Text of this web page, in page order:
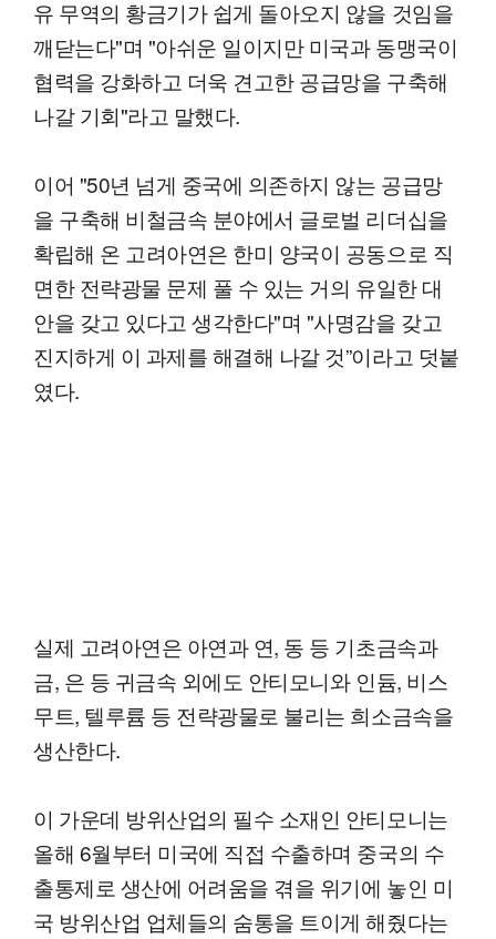
유 무역의 황금기가 쉽게 돌아오지 않을 것임을
깨닫는다"며 "아쉬운 일이지만 미국과 동맹국이
협력을 강화하고 더욱 견고한 공급망을 구축해
나갈 기회"라고 말했다.
이어 "50년 넘게 중국에 의존하지 않는 공급망
을 구축해 비철금속 분야에서 글로벌 리더십을
확립해 온 고려아연은 한미 양국이 공동으로 직
면한 전략광물 문제 풀 수 있는 거의 유일한 대
안을 갖고 있다고 생각한다"며 "사명감을 갖고
진지하게 이 과제를 해결해 나갈 것”이라고 덧붙
였다.
실제 고려아연은 아연과 연, 동 등 기초금속과
금, 은 등 귀금속 외에도 안티모니와 인듐, 비스
무트, 텔루륨 등 전략광물로 불리는 희소금속을
생산한다.
이 가운데 방위산업의 필수 소재인 안티모니는
올해 6월부터 미국에 직접 수출하며 중국의 수
출통제로 생산에 어려움을 겪을 위기에 놓인 미
국 방위산업 업체들의 숨통을 트이게 해줬다는